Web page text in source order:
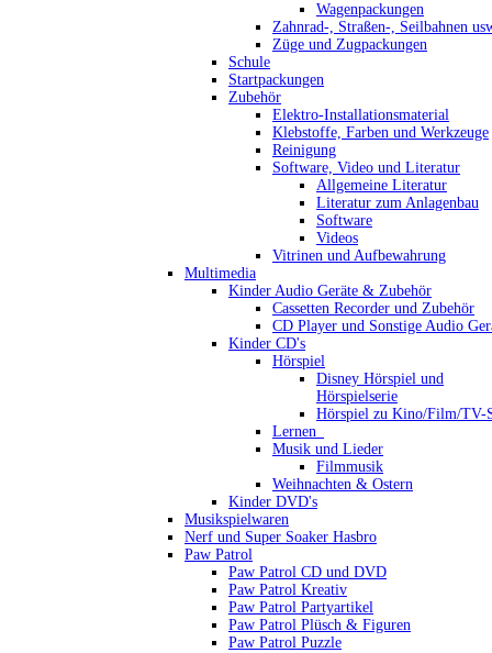
Wagenpackungen
Zahnrad-, Straßen-, Seilbahnen
Züge und Zugpackungen
Schule
Startpackungen
Zubehör
Elektro-Installationsmaterial
Klebstoffe, Farben und Werkzeuge
Reinigung
Software, Video und Literatur
Allgemeine Literatur
Literatur zum Anlagenbau
Software
Videos
Vitrinen und Aufbewahrung
Multimedia
Kinder Audio Geräte & Zubehör
Cassetten Recorder und Zubehör
CD Player und Sonstige Audio
Kinder CD's
Hörspiel
Disney Hörspiel und
Hörspielserie
Hörspiel zu Kino/Film/TV-
Lernen_
Musik und Lieder
Filmmusik
Weihnachten & Ostern
Kinder DVD's
Musikspielwaren
Nerf und Super Soaker Hasbro
Paw Patrol
Paw Patrol CD und DVD
Paw Patrol Kreativ
Paw Patrol Partyartikel
Paw Patrol Plüsch & Figuren
Paw Patrol Puzzle